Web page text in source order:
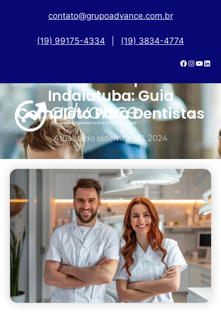
contato@grupoadvance.com.br
(19) 99175-4334 (19) 3834-4774
Abertura De Empresa Em
Indaiatuba: Guia
Completo Para Dentistas
Atualizado setembro 13, 2024